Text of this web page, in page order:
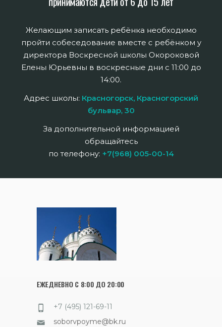
Желающим записать ребёнка необходимо
пройти собеседование вместе с ребёнком у
директора Воскресной школы Окороковой
Елены Юрьевны в воскресные дни с 11:00 до
14:00.
Адрес школы: Красногорск, Красногорский
бульвар, 30
За дополнительной информацией
обращайтесь
по телефону: +7(968) 005-00-14
ЕЖЕДНЕВНО С 8:00 ДО 20:00
+7 (495) 121-69-11
soborvpoyme@bk.ru